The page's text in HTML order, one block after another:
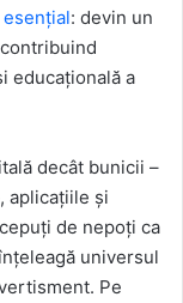
: devin un
educațională a
decât bunicii –
aplicațiile și
de nepoți ca
universul
Pe